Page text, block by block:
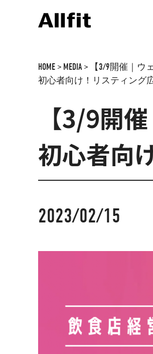
HOME > MEDIA>
【3/9開催｜ウ
初心者向け！リスティング
【3/9開
初心者向
2023/02/15